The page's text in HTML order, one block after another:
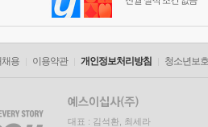
채용 이용약관 개인정보처리방침 청소년보
대표 : 김석환, 최세라